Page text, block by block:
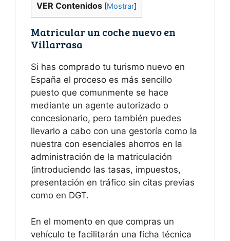
VER Contenidos [Mostrar]
Matricular un coche nuevo en
Villarrasa
Si has comprado tu turismo nuevo en
España el proceso es más sencillo
puesto que comunmente se hace
mediante un agente autorizado o
concesionario, pero también puedes
llevarlo a cabo con una gestoría como la
nuestra con esenciales ahorros en la
administración de la matriculación
(introduciendo las tasas, impuestos,
presentación en tráfico sin citas previas
como en DGT.
En el momento en que compras un
vehículo te facilitarán una ficha técnica